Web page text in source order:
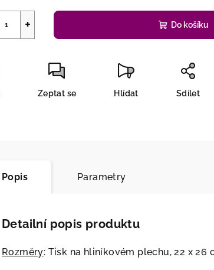
+ Do košíku
Zeptat se Hlídat Sdílet
Popis Parametry
Detailní popis produktu
Rozměry: Tisk na hliníkovém plechu, 22 x 26